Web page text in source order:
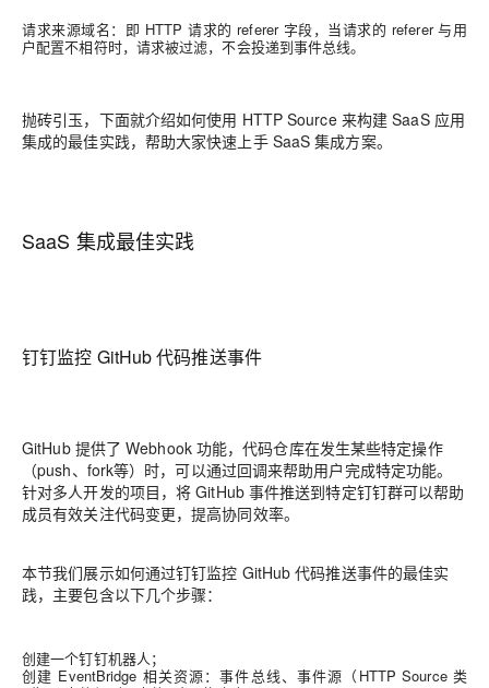
请求来源域名：即 HTTP 请求的 referer 字段，当请求的 referer 与用
户配置不相符时，请求被过滤，不会投递到事件总线。
抛砖引玉，下面就介绍如何使用 HTTP Source 来构建 SaaS 应用
集成的最佳实践，帮助大家快速上手 SaaS 集成方案。
SaaS 集成最佳实践
钉钉监控 GitHub 代码推送事件
GitHub 提供了 Webhook 功能，代码仓库在发生某些特定操作
（push、fork等）时，可以通过回调来帮助用户完成特定功能。
针对多人开发的项目，将 GitHub 事件推送到特定钉钉群可以帮助
成员有效关注代码变更，提高协同效率。
本节我们展示如何通过钉钉监控 GitHub 代码推送事件的最佳实
践，主要包含以下几个步骤：
创建一个钉钉机器人；
创建 EventBridge 相关资源：事件总线、事件源（HTTP Source 类